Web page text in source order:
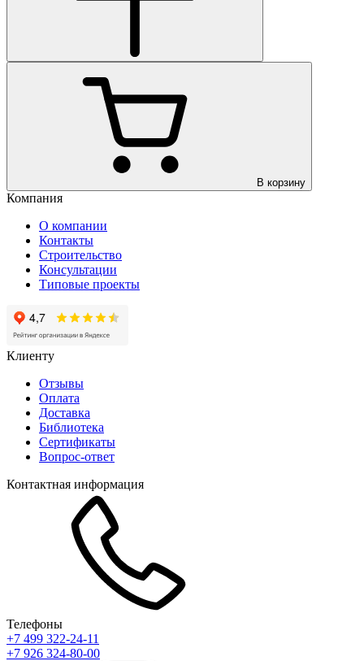
В корзину
Компания
О компании
Контакты
Строительство
Консультации
Типовые проекты
Клиенту
Отзывы
Оплата
Доставка
Библиотека
Сертификаты
Вопрос-ответ
Контактная информация
Телефоны
+7 499 322-24-11
+7 926 324-80-00